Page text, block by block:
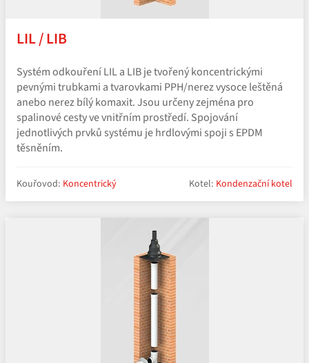
LIL / LIB
Systém odkouření LIL a LIB je tvořený koncentrickými
pevnými trubkami a tvarovkami PPH/​nerez vysoce leštěná
anebo nerez bílý komaxit. Jsou určeny zejména pro
spalinové cesty ve vnitřním prostředí. Spojování
jednotlivých prvků systému je hrdlovými spoji s EPDM
těsněním.
Kouřovod: Koncentrický Kotel: Kondenzační kotel